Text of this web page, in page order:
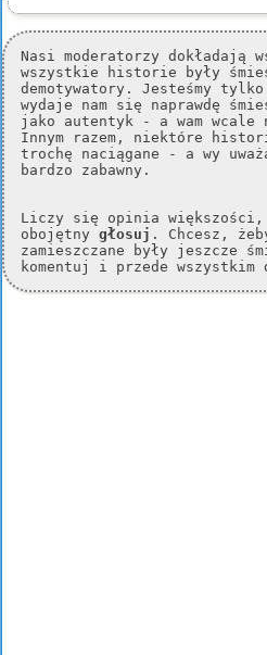
Nasi moderatorzy dokładają
wszystkie historie były
demotywatory. Jesteśmy
wydaje nam się naprawdę
jako autentyk - a wam wcale
Innym razem, niektóre
trochę naciągane - a wy
bardzo zabawny.
Liczy się opinia większości,
obojętny głosuj . Chcesz,
zamieszczane były jeszcze
komentuj i przede wszystkim